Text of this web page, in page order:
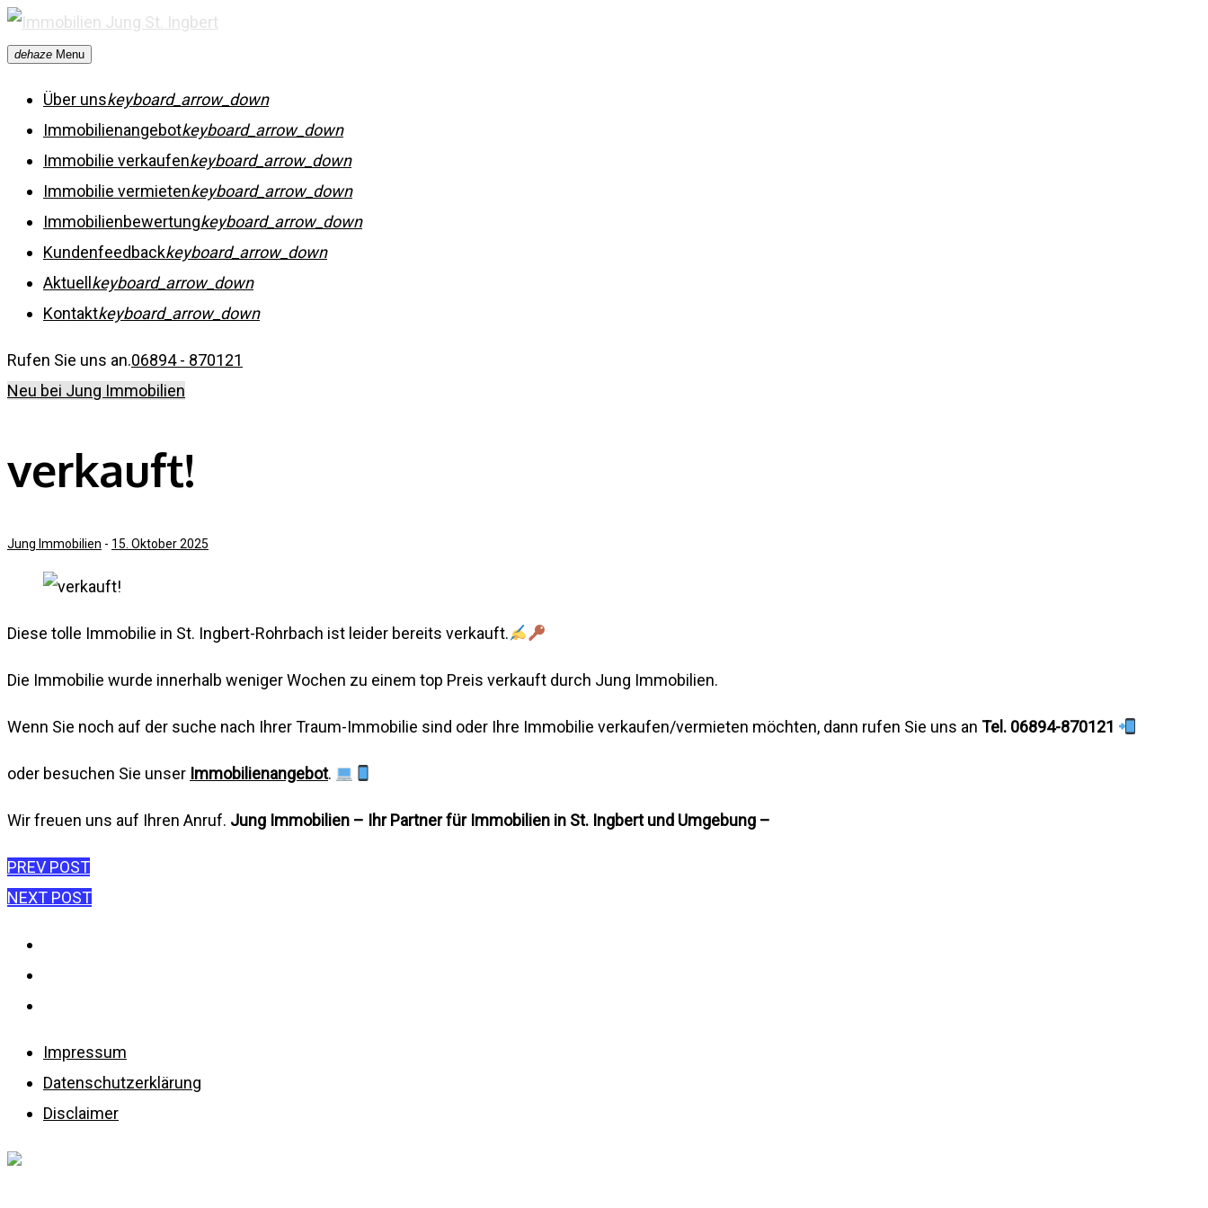
Skip
todehaze Menu
Über unskeyboard_arrow_down
Immobilienangebotkeyboard_arrow_down
Immobilie verkaufenkeyboard_arrow_down
Immobilie vermietenkeyboard_arrow_down
Immobilienbewertungkeyboard_arrow_down
Kundenfeedbackkeyboard_arrow_down
Aktuell keyboard_arrow_down
Kontaktkeyboard_arrow_down
Rufen Sie uns an.06894 - 870121
Neu bei Jung Immobilien
verkauft!
Jung Immobilien - 15. Oktober 2025
Diese tolle Immobilie in St. Ingbert-Rohrbach ist leider bereits verkauft.
Die Immobilie wurde innerhalb weniger Wochen zu einem top Preis verkauft durch Jung Immobilien.
Wenn Sie noch auf der suche nach Ihrer Traum-Immobilie sind oder Ihre Immobilie verkaufen/vermieten möchten, dann rufen Sie uns an Tel. 06894-870121
oder besuchen Sie unser Immobilienangebot.
Wir freuen uns auf Ihren Anruf. Jung Immobilien – Ihr Partner für Immobilien in St. Ingbert und Umgebung –
Beitragsnavigation
PREV POST
NEXT POST
Impressum
Datenschutzerklärung
Disclaimer